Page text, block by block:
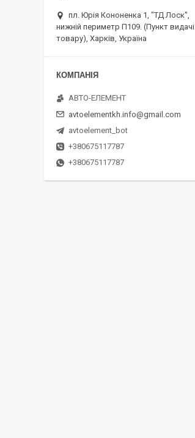
пл. Юрія Кононенка 1, "ТД Лоск",
нижній периметр П109. (Пункт видачі
товару), Харків, Україна
АВТО-ЕЛЕМЕНТ
avtoelementkh.info@gmail.com
avtoelement_bot
+380675117787
+380675117787